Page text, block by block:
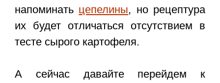
напоминать цепелины, но рецептура
их будет отличаться отсутствием в
тесте сырого картофеля.
А сейчас давайте перейдем к